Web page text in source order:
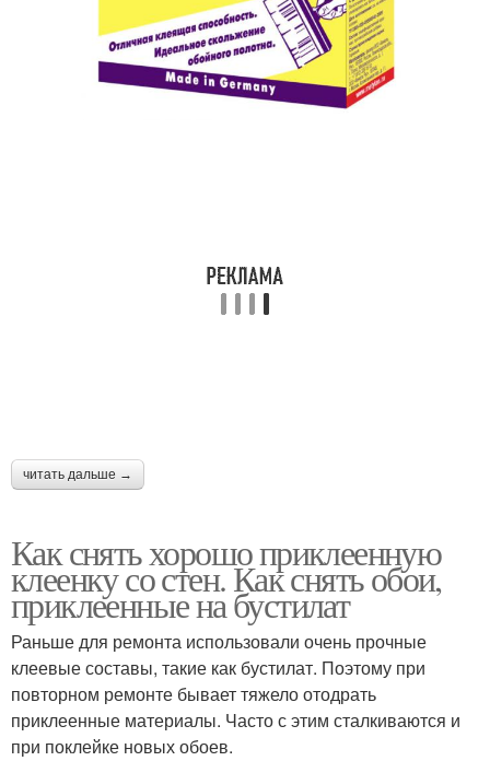
читать дальше →
Как снять хорошо приклеенную
клеенку со стен. Как снять обои,
приклеенные на бустилат
Раньше для ремонта использовали очень прочные
клеевые составы, такие как бустилат. Поэтому при
повторном ремонте бывает тяжело отодрать
приклеенные материалы. Часто с этим сталкиваются и
при поклейке новых обоев.